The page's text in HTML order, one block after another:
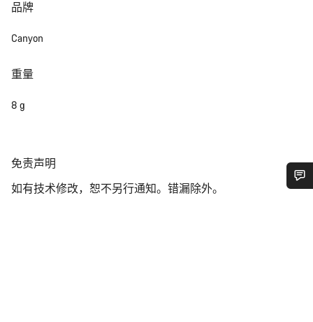
品牌
Canyon
重量
8 g
免
声
免责声明
如有技术修改，恕不另行通知。错漏除外。